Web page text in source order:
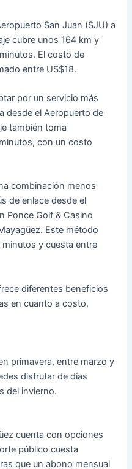
San Juan (SJU) a
cubre unos 164 km y
El costo de
entre US$18​​.
por un servicio más
desde el Aeropuerto de
también toma
con un costo
combinación menos
de enlace desde el
Ponce Golf & Casino
Este método
y cuesta entre
diferentes beneficios
en cuanto a costo,
primavera, entre marzo y
disfrutar de días
del invierno​​.
cuenta con opciones
público cuesta
que un abono mensual